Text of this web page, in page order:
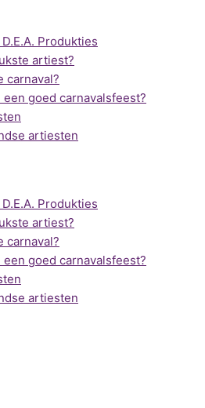
Produkties
artiest?
carnaval?
goed carnavalsfeest?
artiesten
Produkties
artiest?
carnaval?
goed carnavalsfeest?
artiesten